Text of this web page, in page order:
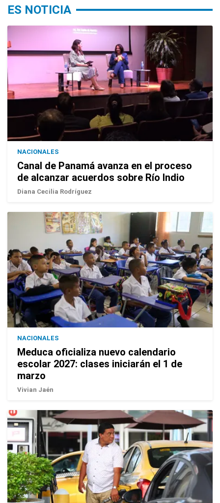
ES NOTICIA
NACIONALES
Canal de Panamá avanza en el proceso
de alcanzar acuerdos sobre Río Indio
Diana Cecilia Rodríguez
NACIONALES
Meduca oficializa nuevo calendario
escolar 2027: clases iniciarán el 1 de
marzo
Vivian Jaén